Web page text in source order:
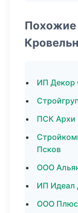
Похожие
ИП Декор
ПСК Архи
Псков
ООО
ИП Идеал
ООО Плюс